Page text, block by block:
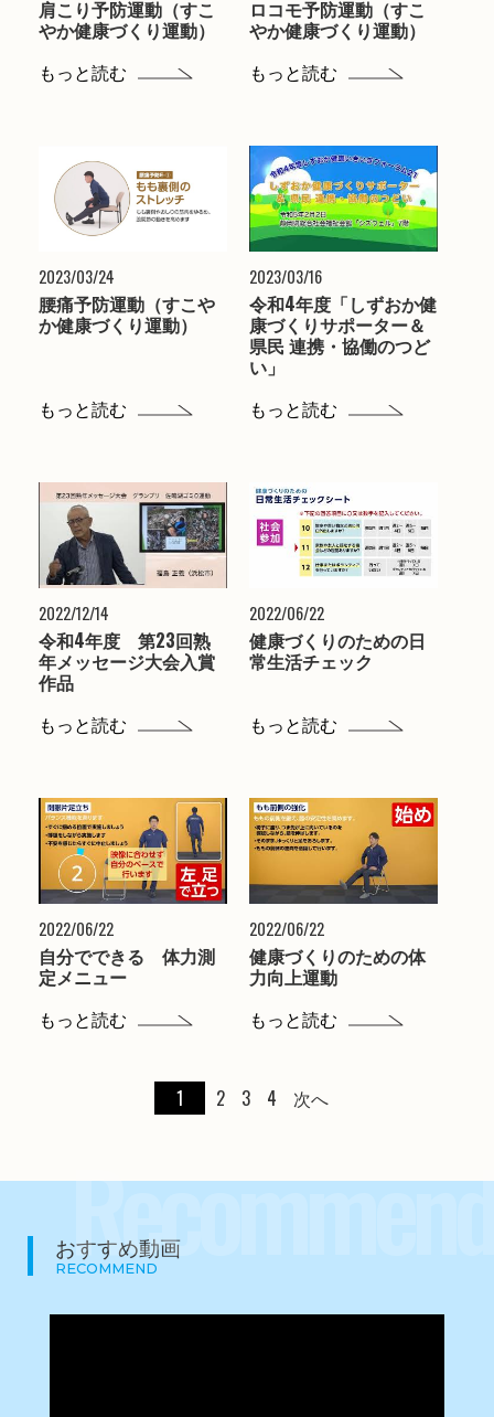
肩こり予防運動（すこ
やか健康づくり運動）
もっと読む
ロコモ予防運動（すこ
やか健康づくり運動）
もっと読む
2023/03/24
腰痛予防運動（すこや
か健康づくり運動）
もっと読む
2023/03/16
令和4年度「しずおか健
康づくりサポーター＆
県民 連携・協働のつど
い」
もっと読む
2022/12/14
令和4年度 第23回熟
年メッセージ大会入賞
作品
もっと読む
2022/06/22
健康づくりのための日
常生活チェック
もっと読む
2022/06/22
自分でできる 体力測
定メニュー
もっと読む
2022/06/22
健康づくりのための体
力向上運動
もっと読む
1 2 3 4 次へ
Recommend
おすすめ動画
RECOMMEND